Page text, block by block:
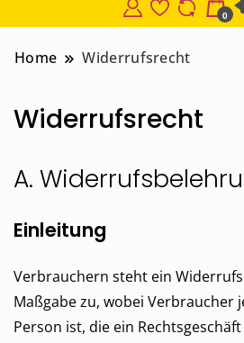
0
Home Widerrufsrecht
Widerrufsrecht
A.
Einleitung
Verbrauchern steht ein
Maßgabe zu, wobei Verbraucher
Person ist, die ein